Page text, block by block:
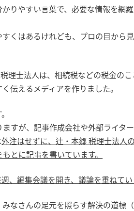
りやすい言葉で、必要な情報を網
くはあるけれども、プロの目から
理士法人は、相続税などの税金のこ
伝えるメディアを作りました。
すが、記事作成会社や外部ライタ
外注はせずに、辻・本郷 税理士法人
とに記事を書いています。
、編集会議を開き、議論を重ねてい
なさんの足元を照らす解決の道標